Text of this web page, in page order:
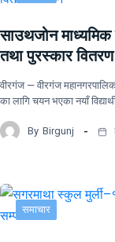
साउथजोन माध्यमिक
तथा पुरस्कार
वीरगंज — वीरगंज
का लागि चयन भएका नयाँ
By Birgunj
समाचार